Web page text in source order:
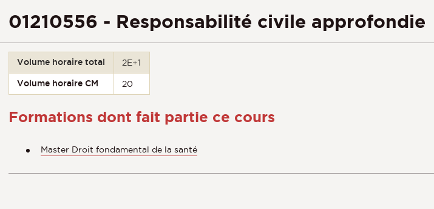
01210556 - Responsabilité civile approfondie
Volume horaire total 2E+1
Volume horaire CM 20
Formations dont fait partie ce cours
Master Droit fondamental de la santé